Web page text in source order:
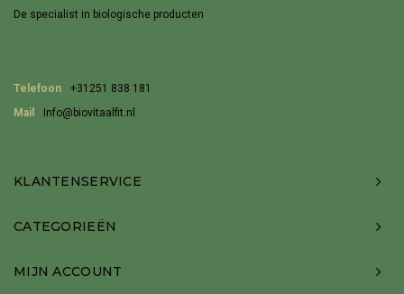
De specialist in biologische producten
Telefoon
+31251 838 181
Mail
Info@biovitaalfit.nl
KLANTENSERVICE
CATEGORIEËN
MIJN ACCOUNT